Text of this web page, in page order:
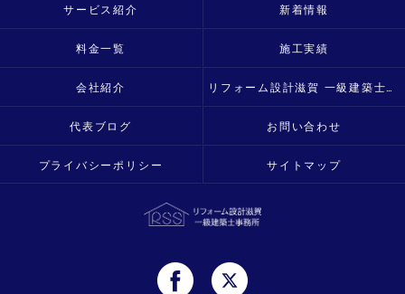
サービス紹介 新着情報
料金一覧 施工実績
会社紹介
代表ブログ お問い合わせ
プライバシーポリシー サイトマップ